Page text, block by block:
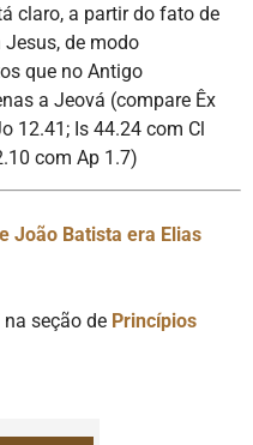
claro, a partir do fato de
de modo
que no Antigo
a Jeová (compare Êx
12.41; Is 44.24 com Cl
com Ap 1.7)
João Batista era Elias
na seção de Princípios